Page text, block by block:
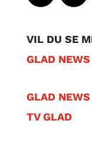
VIL DU SE
GLAD
GLAD NEWS
TV GLAD